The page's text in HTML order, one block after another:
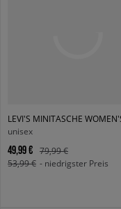
unisex
49,99 €
79,99 €
53,99 € - niedrigster Preis